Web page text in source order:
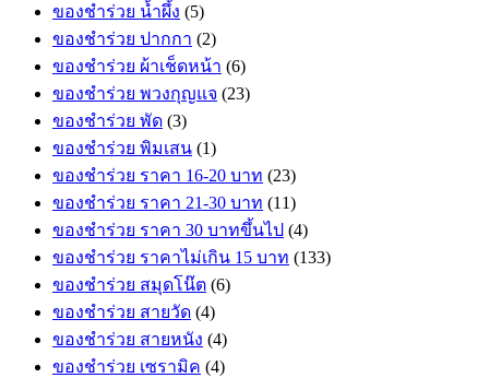
ของชำร่วย น้ำผึ้ง (5)
ของชำร่วย ปากกา (2)
ของชำร่วย ผ้าเช็ดหน้า (6)
ของชำร่วย พวงกุญแจ (23)
ของชำร่วย พัด (3)
ของชำร่วย พิมเสน (1)
ของชำร่วย ราคา 16-20 บาท (23)
ของชำร่วย ราคา 21-30 บาท (11)
ของชำร่วย ราคา 30 บาทขึ้นไป (4)
ของชำร่วย ราคาไม่เกิน 15 บาท (133)
ของชำร่วย สมุดโน๊ต (6)
ของชำร่วย สายวัด (4)
ของชำร่วย สายหนัง (4)
ของชำร่วย เซรามิค (4)